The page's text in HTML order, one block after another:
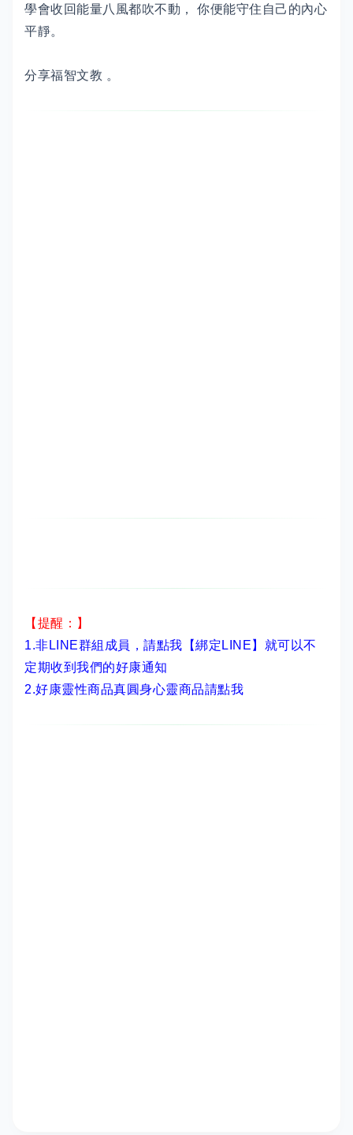
學會收回能量八風都吹不動， 你便能守住自己的內心
平靜。
分享福智文教 。
【提醒：】
1.非LINE群組成員， 請點我【綁定LINE】 就可以不
定期收到我們的好康通知
2.好康靈性商品真圓身心靈商品請點我